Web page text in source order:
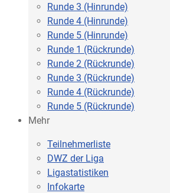
Runde 3 (Hinrunde)
Runde 4 (Hinrunde)
Runde 5 (Hinrunde)
Runde 1 (Rückrunde)
Runde 2 (Rückrunde)
Runde 3 (Rückrunde)
Runde 4 (Rückrunde)
Runde 5 (Rückrunde)
Mehr
Teilnehmerliste
DWZ der Liga
Ligastatistiken
Infokarte